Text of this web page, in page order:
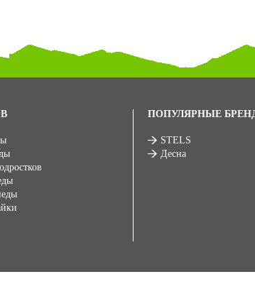
ПОПУЛЯРНЫЕ
STELS
Десна